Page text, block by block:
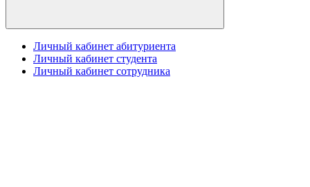
Личный кабинет абитуриента
Личный кабинет студента
Личный кабинет сотрудника